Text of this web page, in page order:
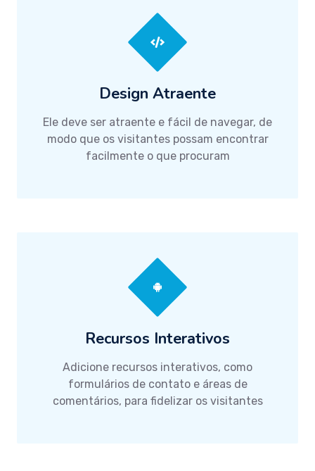
Design Atraente
Ele deve ser atraente e fácil de navegar, de
modo que os visitantes possam encontrar
facilmente o que procuram
Recursos Interativos
Adicione recursos interativos, como
formulários de contato e áreas de
comentários, para fidelizar os visitantes